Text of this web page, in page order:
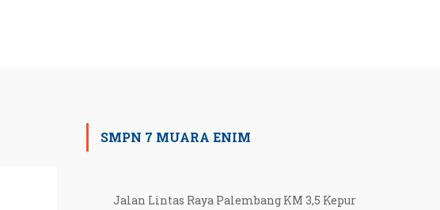
SMPN 7 MUARA ENIM
Jalan Lintas Raya Palembang KM 3,5 Kepur